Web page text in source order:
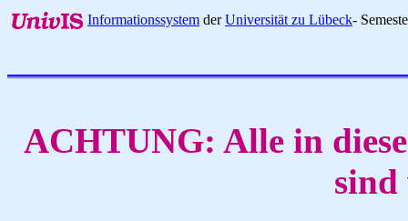
Informationssystem derUniversität zu Lübeck-
ACHTUNG: Alle in